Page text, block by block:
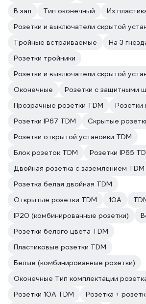
В зал
Тип оконечный
Из
Розетки и выключатели скрытой
Тройные встраиваемые
На 3
Розетки тройники
Розетки и выключатели скрытой
Оконечные
Розетки с защитными
Прозрачные розетки TDM
Розетки
Розетки IP67 TDM
Скрытые
Розетки открытой установки TDM
Блок розеток TDM
Розетки IP65
Двойная розетка с заземлением TDM
Розетка белая двойная TDM
Открытые розетки TDM
10А
IP20 (комбинированные розетки)
Розетки белого цвета TDM
Пластиковые розетки TDM
Белые (комбинированные розетки)
Оконечные Тип комплектации
Розетки 10А TDM
Розетка +